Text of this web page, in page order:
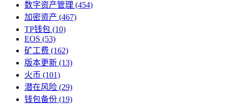
数字资产管理 (454)
加密资产 (467)
TP钱包 (10)
EOS (53)
矿工费 (162)
版本更新 (13)
火币 (101)
潜在风险 (29)
钱包备份 (19)